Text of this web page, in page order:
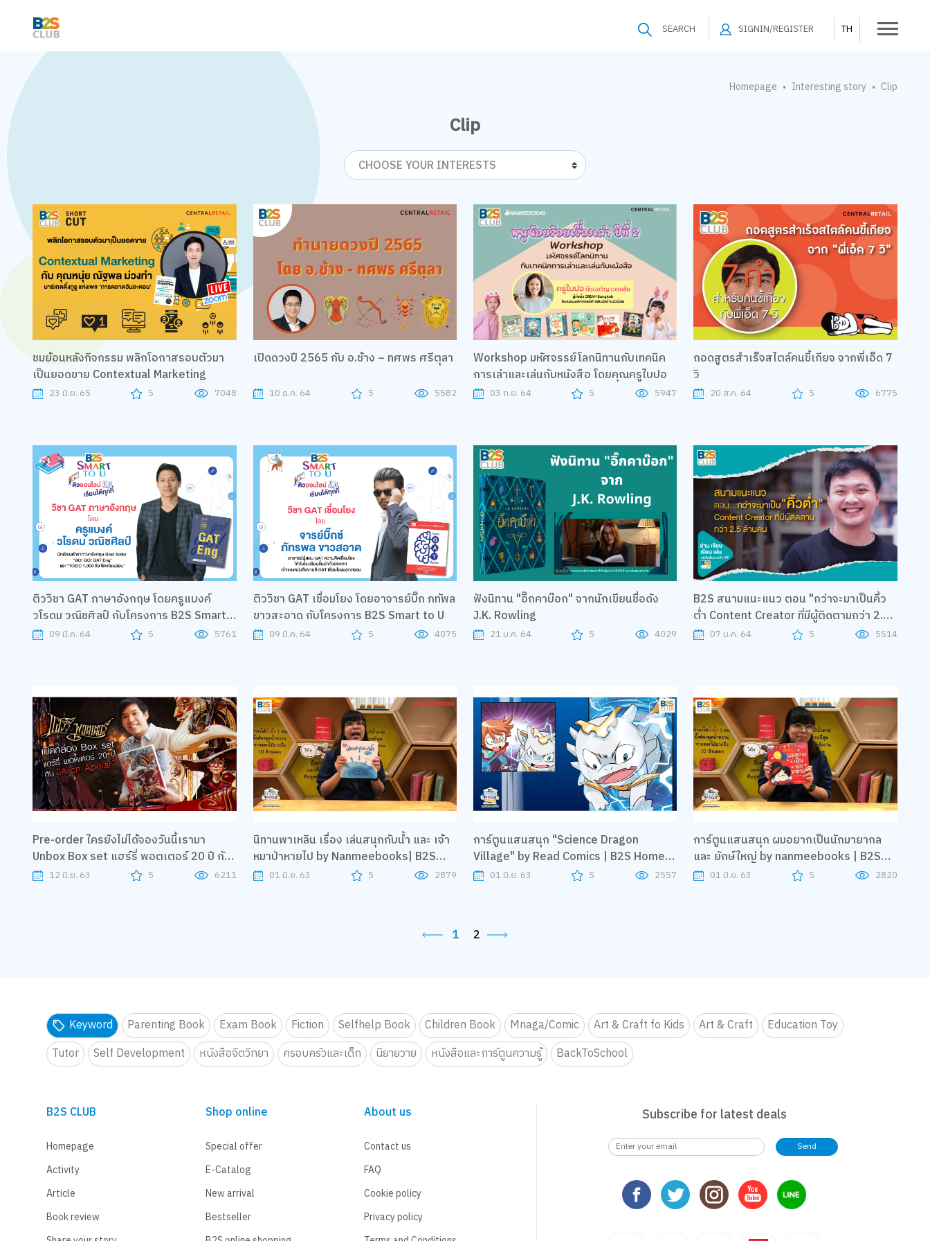
SEARCH SIGNIN/REGISTER TH
Homepage • Interesting story • Clip
Clip
CHOOSE YOUR INTERESTS
ชมย้อนหลังกิจกรรม พลิกโอกาสรอบตัวมา
เป็นยอดขาย Contextual Marketing
23 มิ.ย. 65 5 7048
เปิดดวงปี 2565 กับ อ.ช้าง – ทศพร ศรีตุลา
10 ธ.ค. 64 5 5582
Workshop มหัศจรรย์โลกนิทานกับเทคนิค
การเล่าและเล่นกับหนังสือ โดยคุณครูใบปอ
03 ก.ย. 64 5 5947
ถอดสูตรสำเร็จสไตล์คนขี้เกียจ จากพี่เอ็ด 7
วิ
20 ส.ค. 64 5 6775
ติววิชา GAT ภาษาอังกฤษ โดยครูแบงค์
วโรดม วณิชศิลป์ กับโครงการ B2S Smart
to U09 มี.ค. 64 5 5761
ติววิชา GAT เชื่อมโยง โดยอาจารย์บิ๊ก ภทัพล
ขาวสะอาด กับโครงการ B2S Smart to U
09 มี.ค. 64 5 4075
ฟังนิทาน "อิ๊กคาบ๊อก" จากนักเขียนชื่อดัง
J.K. Rowling
21 ม.ค. 64 5 4029
B2S สนามแนะแนว ตอน "กว่าจะมาเป็นคิ้ว
ต่ำ Content Creator ที่มีผู้ติดตามกว่า 2.5
ล้านคน"07 ม.ค. 64 5 5514
Pre-order ใครยังไม่ได้จองวันนี้เรามา
Unbox Box set แฮร์รี่ พอตเตอร์ 20 ปี กับ
"Arch Apolar"
12 มิ.ย. 63 5 6211
นิทานพาเหลิน เรื่อง เล่นสนุกกับน้ำ และ เจ้า
หมาป่าหายไป by Nanmeebooks| B2S
Home Sweet Home
01 มิ.ย. 63 5 2879
การ์ตูนแสนสนุก "Science Dragon
Village" by Read Comics | B2S Home
Sweet Home
01 มิ.ย. 63 5 2557
การ์ตูนแสนสนุก ผมอยากเป็นนักมายากล
และ ยักษ์ใหญ่ by nanmeebooks | B2S
Home Sweet Home
01 มิ.ย. 63 5 2820
1 2
Keyword Parenting Book Exam Book Fiction Selfhelp Book Children Book Mnaga/Comic Art & Craft fo Kids Art & Craft
Education Toy
Tutor
Self Development หนังสือจิตวิทยา ครอบครัวและเด็ก นิยายวาย หนังสือและการ์ตูนความรู้ BackToSchool
B2S CLUB
Homepage
Activity
Article
Book review
Shop online
Special offer
E-Catalog
New arrival
Bestseller
About us
Contact us
FAQ
Cookie policy
Privacy policy
Subscribe for latest deals
Send